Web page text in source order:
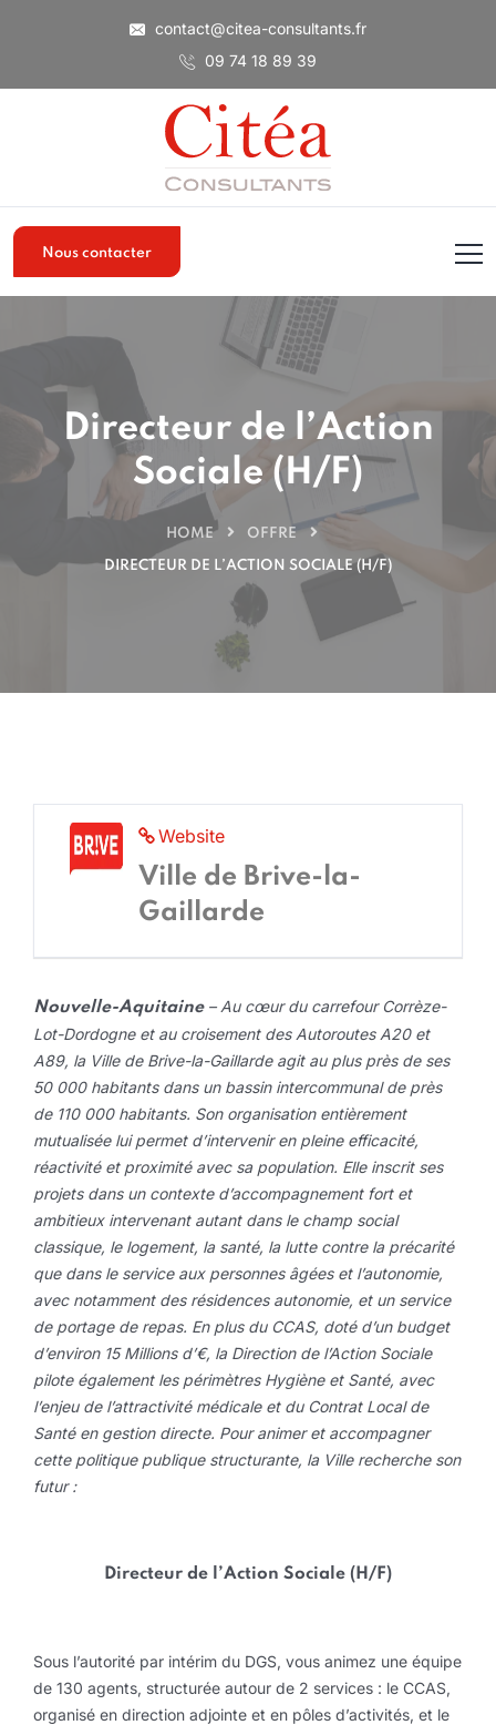
contact@citea-consultants.fr
09 74 18 89 39
Nous contacter
Directeur de l’Action
Sociale (H/F)
HOME OFFRE
DIRECTEUR DE L’ACTION SOCIALE (H/F)
Website
Ville de Brive-la-
Gaillarde
Nouvelle-Aquitaine– Au cœur du carrefour Corrèze-
Lot-Dordogne et au croisement des Autoroutes A20 et
A89, la Ville de Brive-la-Gaillarde agit au plus près de ses
50 000 habitants dans un bassin intercommunal de près
de 110 000 habitants. Son organisation entièrement
mutualisée lui permet d’intervenir en pleine efficacité,
réactivité et proximité avec sa population. Elle inscrit ses
projets dans un contexte d’accompagnement fort et
ambitieux intervenant autant dans le champ social
classique, le logement, la santé, la lutte contre la précarité
que dans le service aux personnes âgées et l’autonomie,
avec notamment des résidences autonomie, et un service
de portage de repas. En plus du CCAS, doté d’un budget
d’environ 15 Millions d’€, la Direction de l’Action Sociale
pilote également les périmètres Hygiène et Santé, avec
l’enjeu de l’attractivité médicale et du Contrat Local de
Santé en gestion directe. Pour animer et accompagner
cette politique publique structurante, la Ville recherche son
futur :
Directeur de l’Action Sociale (H/F)
Sous l’autorité par intérim du DGS, vous animez une équipe
de 130 agents, structurée autour de 2 services : le CCAS,
organisé en direction adjointe et en pôles d’activités, et le